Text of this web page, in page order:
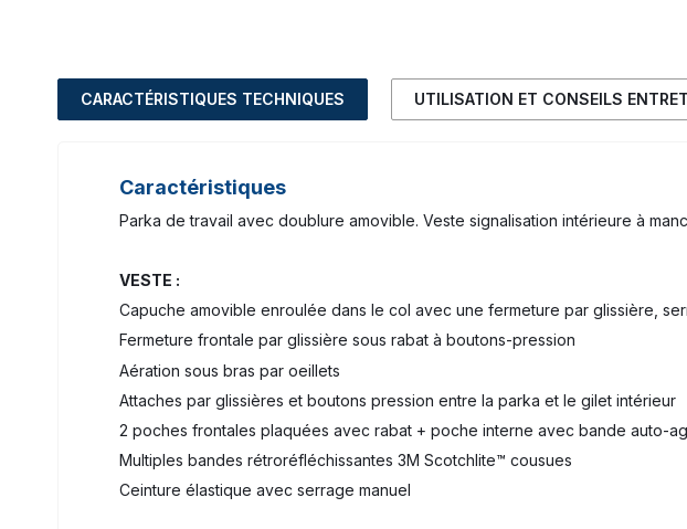
CARACTÉRISTIQUES TECHNIQUES UTILISATION ET CONSEILS
Caractéristiques
Parka de travail avec doublure amovible. Veste signalisation intérieure à
VESTE :
Capuche amovible enroulée dans le col avec une fermeture par glissière,
Fermeture frontale par glissière sous rabat à boutons-pression
Aération sous bras par oeillets
Attaches par glissières et boutons pression entre la parka et le gilet intérieur
2 poches frontales plaquées avec rabat + poche interne avec bande auto-
Multiples bandes rétroréfléchissantes 3M Scotchlite™ cousues
Ceinture élastique avec serrage manuel